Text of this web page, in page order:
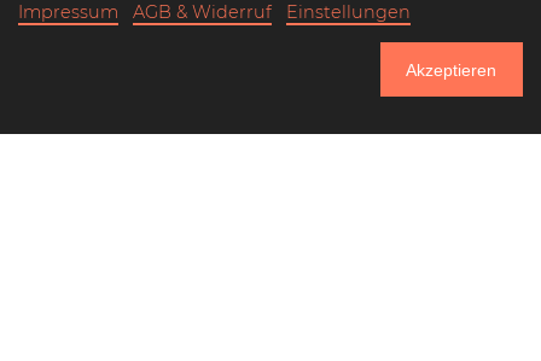
Bis Donnerstag: 20% Rabatt auf alle Bilder
Klassiker der Kunstgeschichte
Impressum AGB & Widerruf Einstellungen
Akzeptieren